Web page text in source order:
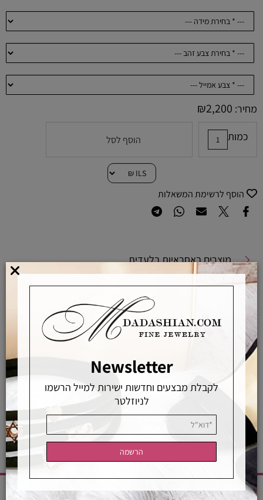
מחיר: ₪2,200
כמות הוסף לסל
הוסף לרשימת המשאלות
מוצרים באחראיות בלעדית
אפשרויות החלפה / החזרה
רכישה מאובטחת
אחראיות בלעדית משלוחים מהירים רכישה מאובטחת
Newsletter
לקבלת מבצעים וחדשות ישירות למייל הרשמו
לניוזלטר